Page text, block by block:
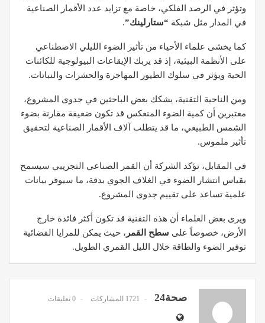
وتؤثر في الرصد الفلكي، خاصة مع تزايد عدد الأقمار الصناعية
في المدار مثل شبكة “ستارلينك”.
كما يخشى علماء الأحياء من تأثير الضوء الليلي الاصطناعي
على الأنظمة البيئية، إذ قد يربك الإيقاعات البيولوجية للكائنات
الحية ويؤثر في سلوك الطيور المهاجرة والحشرات والنباتات.
ومن الناحية التقنية، يشكك بعض الباحثين في جدوى المشروع،
معتبرين أن كمية الضوء المنعكس قد تكون ضعيفة مقارنة بضوء
الشمس الطبيعي، ما قد يتطلب آلاف الأقمار الصناعية لتحقيق
تأثير ملموس.
في المقابل، تؤكد الشركة أن القمر الصناعي التجريبي سيسمح
بقياس انتشار الضوء في الغلاف الجوي بدقة، ما سيوفر بيانات
علمية تساعد على تقييم جدوى المشروع.
ويرى بعض العلماء أن هذه التقنية قد تكون أكثر فائدة خارج
الأرض، خصوصاً على سطح القمر ، حيث يمكن للمرايا الفضائية
توفير الضوء والطاقة خلال الليل القمري الطويل.
صحة24 1721 المشاركات 0 تعليقات